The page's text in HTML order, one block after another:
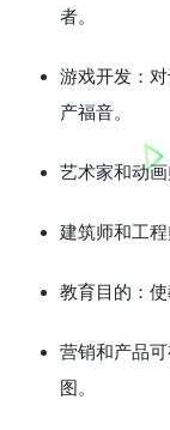
者。
游戏开发：
产福音。
艺术家和动
建筑师和工
教育目的：
营销和产品
图。